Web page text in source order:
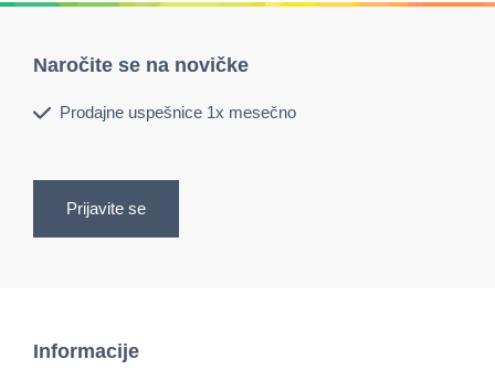
Naročite se na novičke
Prodajne uspešnice 1x mesečno
Prijavite se
Informacije